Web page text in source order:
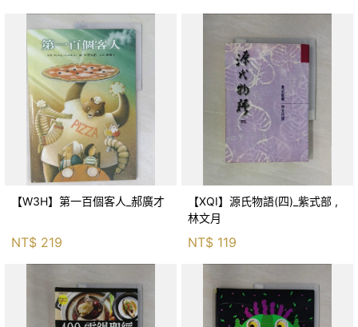
【W3H】第一百個客人_郝廣才
NT$ 219
【XQI】源氏物語(四)_紫式部 ,
林文月
NT$ 119